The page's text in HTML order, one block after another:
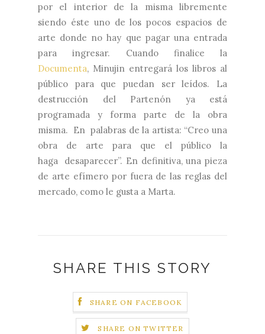
por el interior de la misma libremente
siendo éste uno de los pocos espacios de
arte donde no hay que pagar una entrada
para ingresar. Cuando finalice la
Documenta, Minujin entregará los libros al
público para que puedan ser leídos. La
destrucción del Partenón ya está
programada y forma parte de la obra
misma. En palabras de la artista: “Creo una
obra de arte para que el público la
haga desaparecer”. En definitiva, una pieza
de arte efímero por fuera de las reglas del
mercado, como le gusta a Marta.
SHARE THIS STORY
SHARE ON FACEBOOK
SHARE ON TWITTER